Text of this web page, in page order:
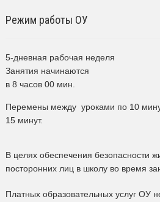
Режим работы ОУ
5-дневная рабочая неделя
Занятия начинаются
в 8 часов 00 мин.
Перемены между уроками по 10
15 минут.
В целях обеспечения безопасности
посторонних лиц в школу во время
Платных образовательных услуг ОУ